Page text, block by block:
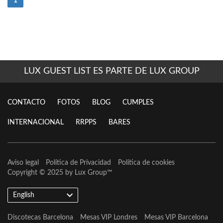
LUX GUEST LIST ES PARTE DE LUX GROUP
CONTACTO FOTOS BLOG CUMPLES
INTERNACIONAL RRPPS BARES
Aviso legal Política de Privacidad
Política de cookies
Copyright © 2025 by Lux Group™
English
Discotecas Barcelona Mesas VIP Londres Mesas VIP Barcelona